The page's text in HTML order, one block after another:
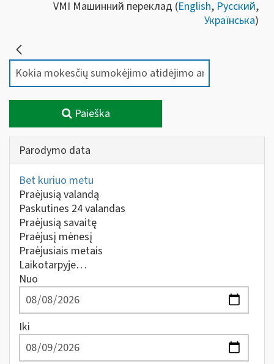
VMI Машинний переклад (English, Русский,
Українська)
Paieška
Parodymo data
Bet kuriuo metu
Praėjusią valandą
Paskutines 24 valandas
Praėjusią savaitę
Praėjusį mėnesį
Praėjusiais metais
Laikotarpyje…
Nuo
Iki